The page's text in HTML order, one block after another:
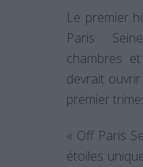
Le premier
Paris
chambres
devrait
premier
« Off Paris
étoiles